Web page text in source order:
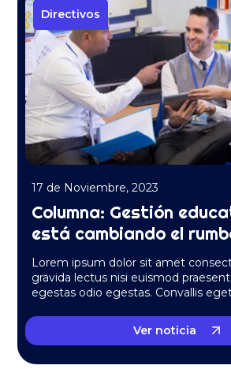
Directivos
17 de Noviembre, 2023
Columna: Gestión
está cambiando el
Lorem ipsum dolor sit amet
gravida lectus nisi euismod
egestas odio egestas. Convallis
Ver noticia